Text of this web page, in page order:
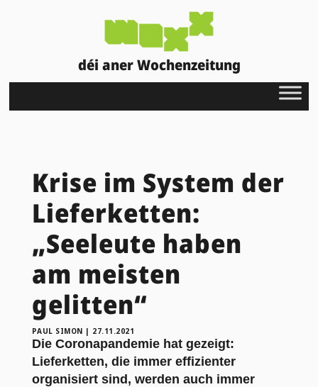
déi aner Wochenzeitung
Krise im System der
Lieferketten:
„Seeleute haben
am meisten
gelitten“
PAUL SIMON | 27.11.2021
Die Coronapandemie hat gezeigt:
Lieferketten, die immer effizienter
organisiert sind, werden auch immer